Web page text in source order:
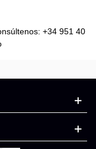
+34 951 40